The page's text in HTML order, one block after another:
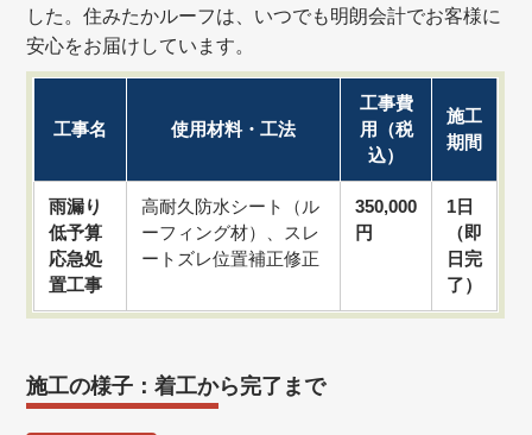
した。住みたかルーフは、いつでも明朗会計でお客様に
安心をお届けしています。
工事名 使用材料・工法
工事費
用（税
込）
施工
期間
雨漏り
低予算
応急処
置工事
高耐久防水シート（ル
ーフィング材）、スレ
ートズレ位置補正修正
350,000
円
1日
（即
日完
了）
施工の様子：着工から完了まで